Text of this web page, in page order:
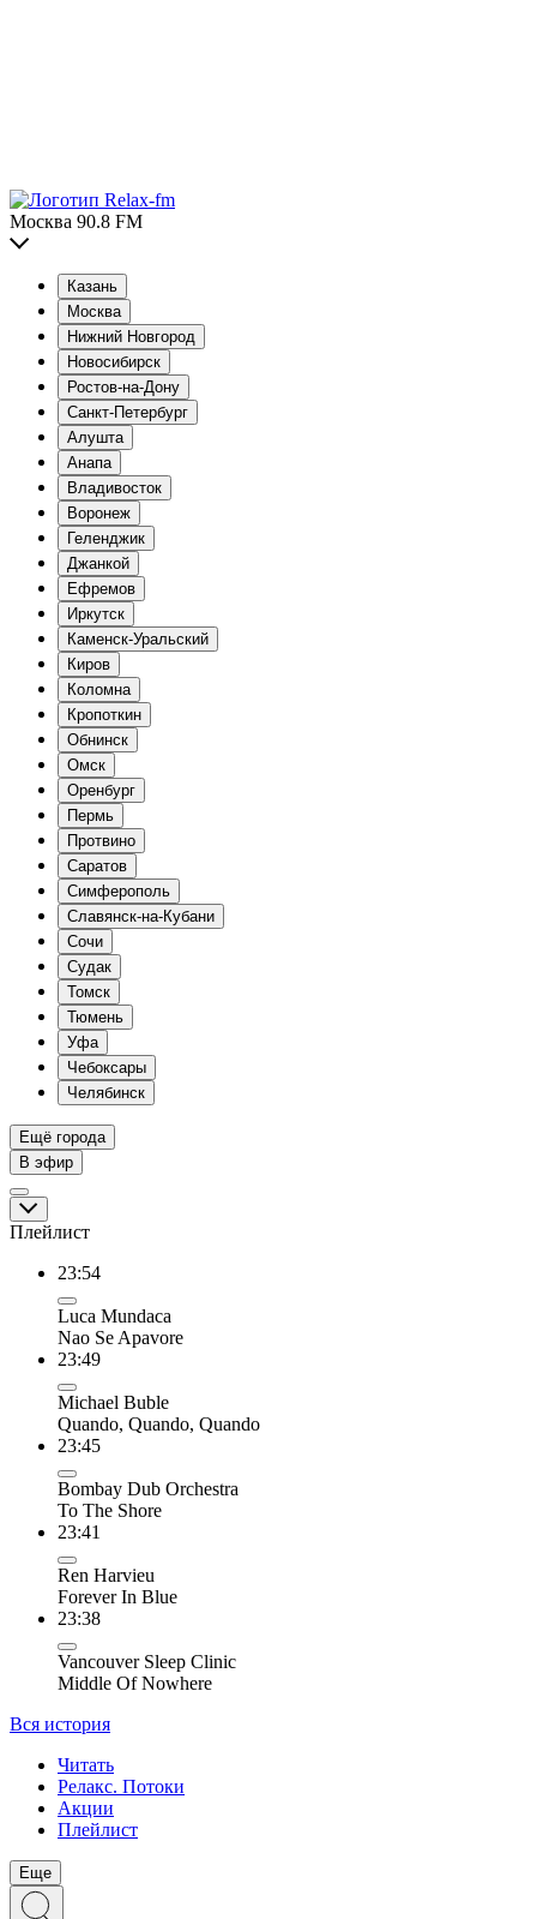
Москва 90.8 FM
Казань
Москва
Нижний Новгород
Новосибирск
Ростов-на-Дону
Санкт-Петербург
Алушта
Анапа
Владивосток
Воронеж
Геленджик
Джанкой
Ефремов
Иркутск
Каменск-Уральский
Киров
Коломна
Кропоткин
Обнинск
Омск
Оренбург
Пермь
Протвино
Саратов
Симферополь
Славянск-на-Кубани
Сочи
Судак
Томск
Тюмень
Уфа
Чебоксары
Челябинск
Ещё города
В эфир
Плейлист
23:54
Luca Mundaca
Nao Se Apavore
23:49
Michael Buble
Quando, Quando, Quando
23:45
Bombay Dub Orchestra
To The Shore
23:41
Ren Harvieu
Forever In Blue
23:38
Vancouver Sleep Clinic
Middle Of Nowhere
Вся история
Читать
Релакс. Потоки
Акции
Плейлист
Еще